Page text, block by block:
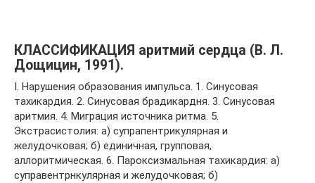
КЛАССИФИКАЦИЯ аритмий сердца (В. Л.
Дощицин, 1991).
I. Нарушения образования импульса. 1. Синусовая
тахикардия. 2. Синусовая брадикардня. 3. Синусовая
аритмия. 4. Миграция источника ритма. 5.
Экстрасистолия: а) супрапентрикулярная и
желудочковая; б) единичная, групповая,
аллоритмическая. 6. Пароксизмальная тахикардия: а)
суправентрнкулярная и желудочковая; б)